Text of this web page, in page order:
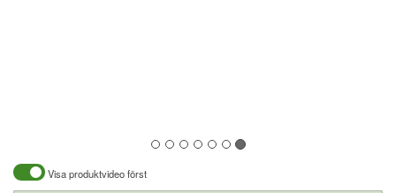
Visa produktvideo först